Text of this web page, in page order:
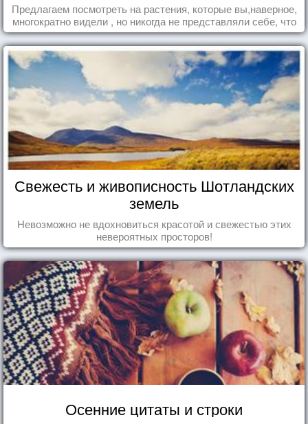
Предлагаем посмотреть на растения, которые вы,наверное,
многократно видели , но никогда не представляли себе, что
употребляете их в пищу.
Свежесть и живописность Шотландских
земель
Невозможно не вдохновиться красотой и свежестью этих
невероятных просторов!
Осенние цитаты и строки